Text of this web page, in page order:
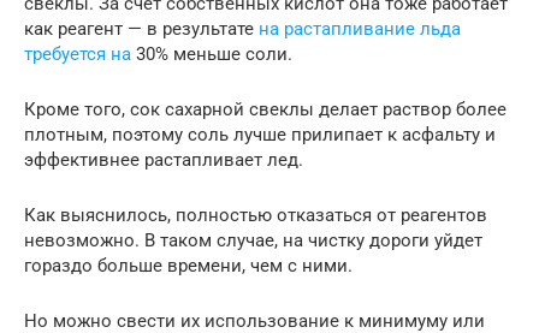
как реагент — в результате на растапливание льда
требуется на 30% меньше соли.
Кроме того, сок сахарной свеклы делает раствор более
плотным, поэтому соль лучше прилипает к асфальту и
эффективнее растапливает лед.
Как выяснилось, полностью отказаться от реагентов
невозможно. В таком случае, на чистку дороги уйдет
гораздо больше времени, чем с ними.
Но можно свести их использование к минимуму или